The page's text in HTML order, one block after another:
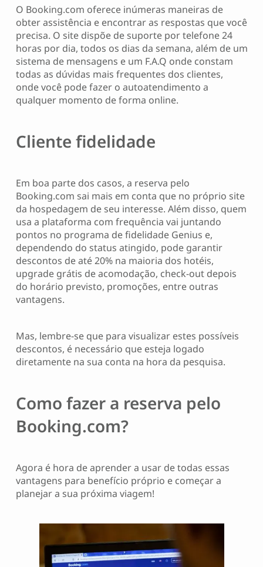
O Booking.com oferece inúmeras maneiras de
obter assistência e encontrar as respostas que você
precisa. O site dispõe de suporte por telefone 24
horas por dia, todos os dias da semana, além de um
sistema de mensagens e um F.A.Q onde constam
todas as dúvidas mais frequentes dos clientes,
onde você pode fazer o autoatendimento a
qualquer momento de forma online.
Cliente fidelidade
Em boa parte dos casos, a reserva pelo
Booking.com sai mais em conta que no próprio site
da hospedagem de seu interesse. Além disso, quem
usa a plataforma com frequência vai juntando
pontos no programa de fidelidade Genius e,
dependendo do status atingido, pode garantir
descontos de até 20% na maioria dos hotéis,
upgrade grátis de acomodação, check-out depois
do horário previsto, promoções, entre outras
vantagens.
Mas, lembre-se que para visualizar estes possíveis
descontos, é necessário que esteja logado
diretamente na sua conta na hora da pesquisa.
Como fazer a reserva pelo
Booking.com?
Agora é hora de aprender a usar de todas essas
vantagens para benefício próprio e começar a
planejar a sua próxima viagem!